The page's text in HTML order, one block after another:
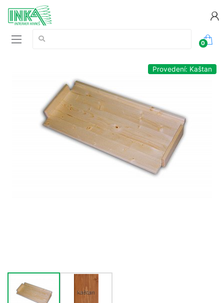
Vyhledávání:
0
Provedení: Kaštan